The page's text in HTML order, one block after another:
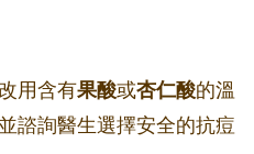
用含有果酸或杏仁酸的溫
諮詢醫生選擇安全的抗痘